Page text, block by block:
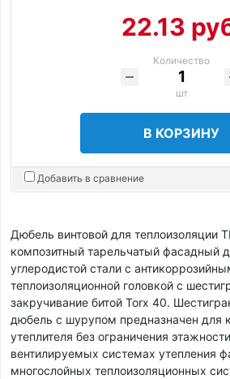
22.13
Количество
шт
В КОРЗИНУ
Добавить в сравнение
Дюбель винтовой для теплоизоляции
композитный тарельчатый фасадный
углеродистой стали с
теплоизоляционной головкой с
закручивание битой Torx 40.
дюбель с шурупом предназначен для
утеплителя без ограничения
вентилируемых системах утепления
многослойных теплоизоляционных